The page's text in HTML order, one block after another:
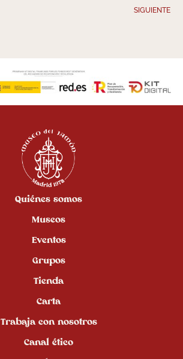
SIGUIENTE
Quiénes somos
Museos
Eventos
Grupos
Tienda
Carta
Trabaja con nosotros
Canal ético